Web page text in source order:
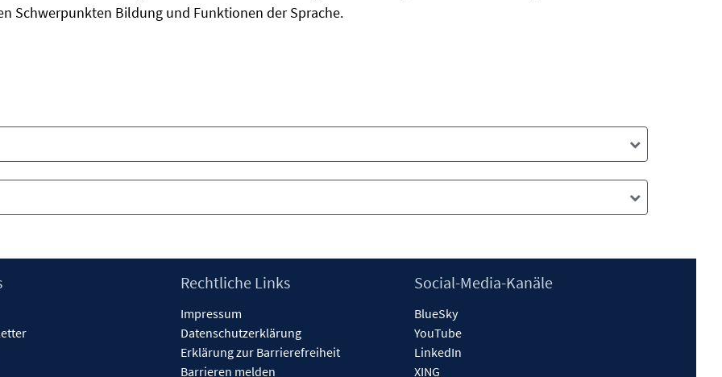
Schwerpunkten Bildung und Funktionen der Sprache.
Rechtliche Links
Impressum
Datenschutzerklärung
Erklärung zur Barrierefreiheit
Barrieren melden
Social-Media-Kanäle
BlueSky
YouTube
LinkedIn
XING